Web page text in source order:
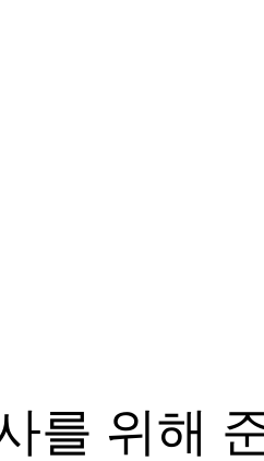
를 위해